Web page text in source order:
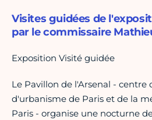
Visites guidées de
par le commissaire
Exposition Visité guidée
Le Pavillon de l'Arsenal -
d'urbanisme de Paris et de la
Paris - organise une nocturne